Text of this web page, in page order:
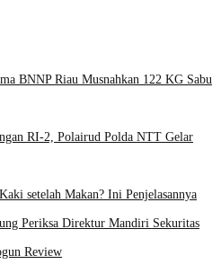
BNNP Riau Musnahkan 122 KG Sabu
RI-2, Polairud Polda NTT Gelar
setelah Makan? Ini Penjelasannya
Periksa Direktur Mandiri Sekuritas
Review